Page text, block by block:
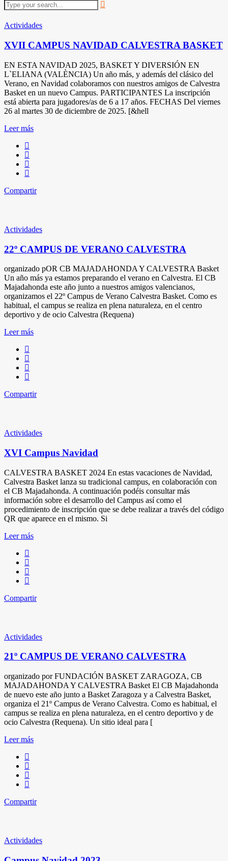
Actividades
XVII CAMPUS NAVIDAD CALVESTRA BASKET
EN ESTA NAVIDAD 2025, BASKET Y DIVERSIÓN EN
L`ELIANA (VALÈNCIA) Un año más, y además del clásico del
Verano, en Navidad colaboramos con nuestros amigos de Calvestra
Basket en un nuevo Campus. PARTICIPANTES La inscripción
está abierta para jugadores/as de 6 a 17 años. FECHAS Del viernes
26 al martes 30 de diciembre de 2025. [&hell
Leer más
Compartir
Actividades
22º CAMPUS DE VERANO CALVESTRA
organizado pOR CB MAJADAHONDA Y CALVESTRA Basket
Un año más ya estamos preparando el verano en Calvestra. El CB
Majadahonda este año junto a nuestros amigos valencianos,
organizamos el 22º Campus de Verano Calvestra Basket. Como es
habitual, el campus se realiza en plena naturaleza, en el centro
deportivo y de ocio Calvestra (Requena)
Leer más
Compartir
Actividades
XVI Campus Navidad
CALVESTRA BASKET 2024 En estas vacaciones de Navidad,
Calvestra Basket lanza su tradicional campus, en colaboración con
el CB Majadahonda. A continuación podéis consultar más
información sobre el desarrollo del Campus así como el
procedimiento de inscripción que se debe realizar a través del código
QR que aparece en el mismo. Si
Leer más
Compartir
Actividades
21º CAMPUS DE VERANO CALVESTRA
organizado por FUNDACIÓN BASKET ZARAGOZA, CB
MAJADAHONDA Y CALVESTRA Basket El CB Majadahonda
de nuevo este año junto a Basket Zaragoza y a Calvestra Basket,
organiza el 21º Campus de Verano Calvestra. Como es habitual, el
campus se realiza en plena naturaleza, en el centro deportivo y de
ocio Calvestra (Requena). Un sitio ideal para [
Leer más
Compartir
Actividades